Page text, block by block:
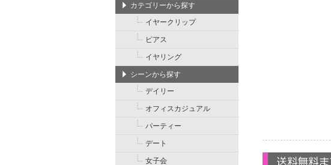
カテゴリーから探す
イヤークリップ
ピアス
イヤリング
シーンから探す
デイリー
オフィスカジュアル
パーティー
デート
女子会